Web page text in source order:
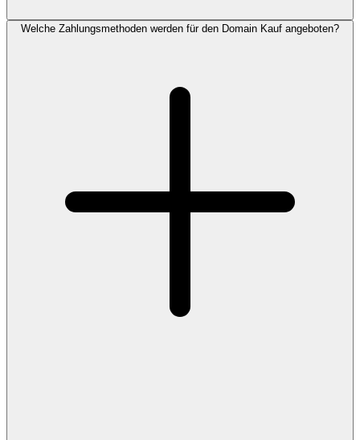
Welche Zahlungsmethoden werden für den Domain Kauf angeboten?